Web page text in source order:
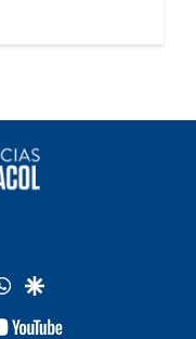
whatsapp
google
youtube-